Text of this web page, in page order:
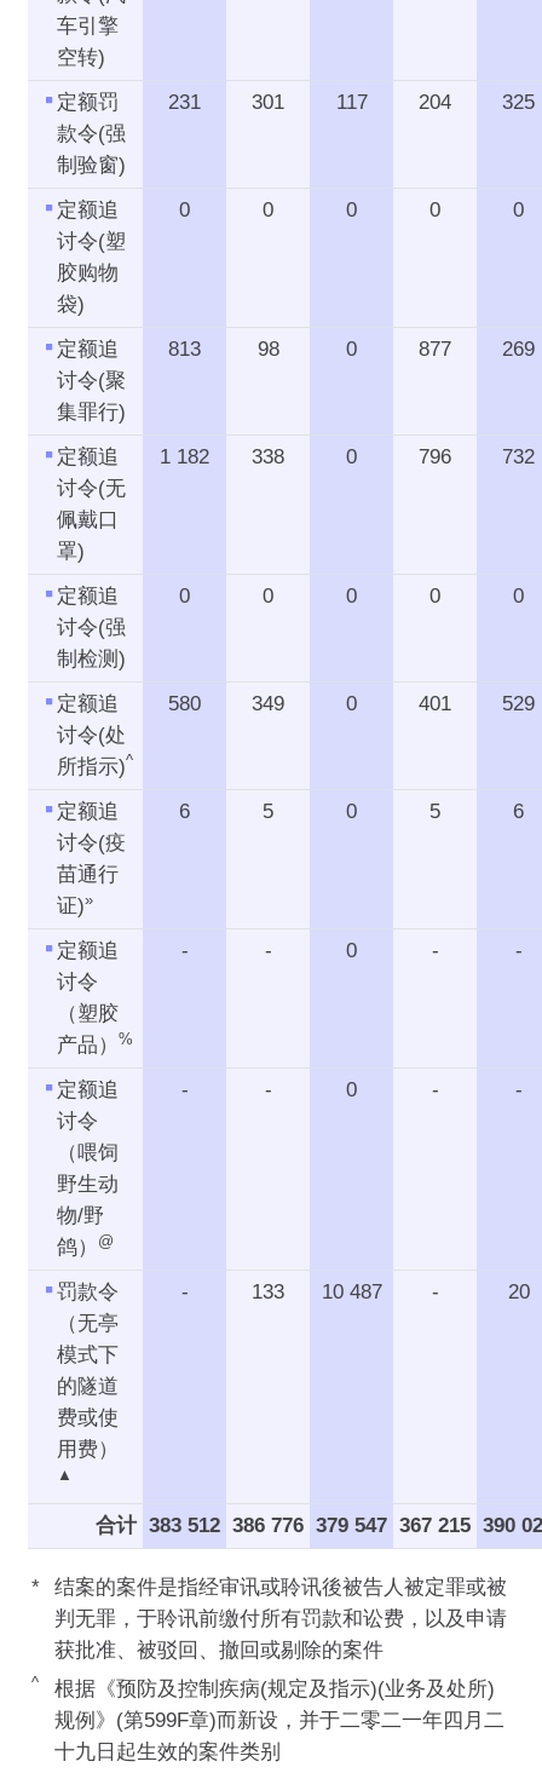
车引擎
空转)
定额罚
款令(强
制验窗)
231 301 117 204 325
定额追
讨令(塑
胶购物
袋)
0 0 0 0 0
定额追
讨令(聚
集罪行)
813 98 0 877 269
定额追
讨令(无
佩戴口
罩)
1 182 338 0 796 732
定额追
讨令(强
制检测)
0 0 0 0 0
定额追
讨令(处
所指示)^
580 349 0 401 529
定额追
讨令(疫
苗通行
证)»
6 5 0 5 6
定额追
讨令
（塑胶
产品）%
- - 0 - -
定额追
讨令
（喂饲
野生动
物/野
鸽）
@
- - 0 - -
罚款令
（无亭
模式下
的隧道
费或使
用费）
▲
- 133 10 487 - 20
合计 383 512 386 776 379 547 367 215 390
*
结案的案件是指经审讯或聆讯後被告人被定罪或被
判无罪，于聆讯前缴付所有罚款和讼费，以及申请
获批准、被驳回、撤回或剔除的案件
^
根据《预防及控制疾病(规定及指示)(业务及处所)
规例》(第599F章)而新设，并于二零二一年四月二
十九日起生效的案件类别